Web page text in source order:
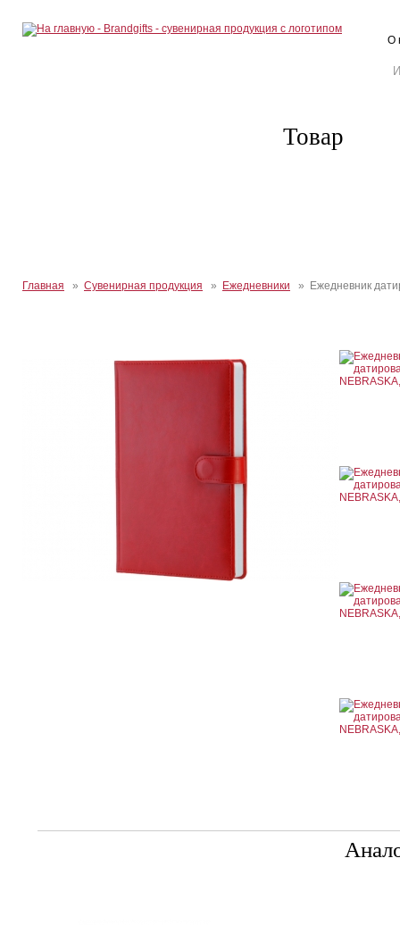
О
Товар
Главная » Сувенирная продукция » Ежедневники » Ежедневник